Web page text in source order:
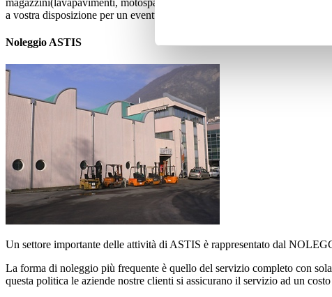
magazzini(lavapavimenti, motospazzatrici, contenitori, pedane di
a vostra disposizione per un eventuale contatto onde fornirvi ulteriori
Noleggio ASTIS
Un settore importante delle attività di ASTIS è rappresentato dal
La forma di noleggio più frequente è quello del servizio completo con
questa politica le aziende nostre clienti si assicurano il servizio ad un